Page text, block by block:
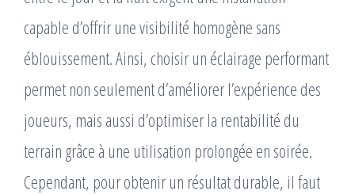
capable d’offrir une visibilité homogène sans
éblouissement. Ainsi, choisir un éclairage performant
permet non seulement d’améliorer l’expérience des
joueurs, mais aussi d’optimiser la rentabilité du
terrain grâce à une utilisation prolongée en soirée.
Cependant, pour obtenir un résultat durable, il faut